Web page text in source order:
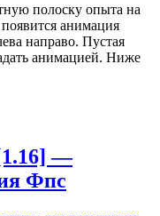
полоску опыта на
анимация
направо. Пустая
анимацией. Ниже
—
Фпс